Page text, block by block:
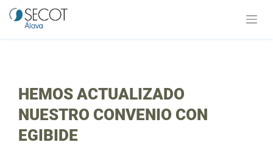
contenido
HEMOS ACTUALIZADO
NUESTRO CONVENIO CON
EGIBIDE